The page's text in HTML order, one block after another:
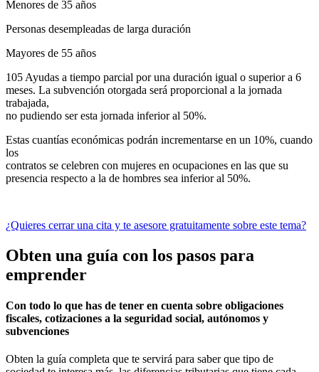
Menores de 35 años
Personas desempleadas de larga duración
Mayores de 55 años
105 Ayudas a tiempo parcial por una duración igual o superior a 6
meses. La subvención otorgada será proporcional a la jornada
trabajada,
no pudiendo ser esta jornada inferior al 50%.
Estas cuantías económicas podrán incrementarse en un 10%, cuando
los
contratos se celebren con mujeres en ocupaciones en las que su
presencia respecto a la de hombres sea inferior al 50%.
¿Quieres cerrar una cita y te asesore gratuitamente sobre este tema?
Obten una guía con los pasos para
emprender
Con todo lo que has de tener en cuenta sobre obligaciones
fiscales, cotizaciones a la seguridad social, autónomos y
subvenciones
Obten la guía completa que te servirá para saber que tipo de